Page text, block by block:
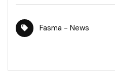
Fasma - News